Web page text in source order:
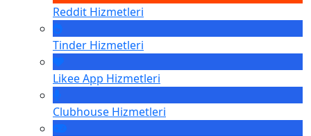
Reddit Hizmetleri
Tinder Hizmetleri
Likee App Hizmetleri
Clubhouse Hizmetleri